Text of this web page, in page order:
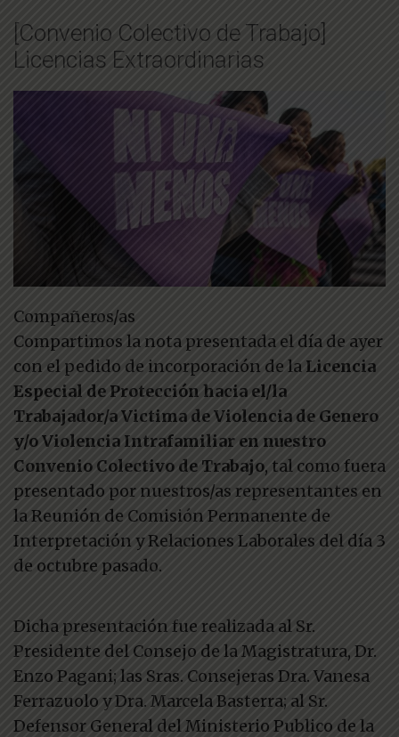
[Convenio Colectivo de Trabajo]
Licencias Extraordinarias
Compañeros/as
Compartimos la nota presentada el día de ayer
con el pedido de incorporación de la Licencia
Especial de Protección hacia el/la
Trabajador/a Victima de Violencia de Genero
y/o Violencia Intrafamiliar en nuestro
Convenio Colectivo de Trabajo, tal como fuera
presentado por nuestros/as representantes en
la Reunión de Comisión Permanente de
Interpretación y Relaciones Laborales del día 3
de octubre pasado.
Dicha presentación fue realizada al Sr.
Presidente del Consejo de la Magistratura, Dr.
Enzo Pagani; las Sras. Consejeras Dra. Vanesa
Ferrazuolo y Dra. Marcela Basterra; al Sr.
Defensor General del Ministerio Publico de la